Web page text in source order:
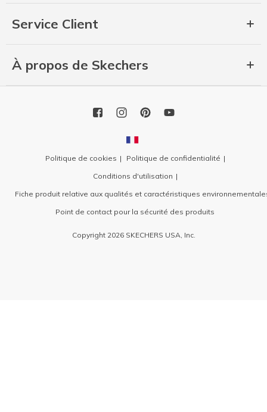
Service Client
À propos de Skechers
Politique de cookies
Politique de confidentialité
Conditions d'utilisation
Fiche produit relative aux qualités et caractéristiques
Point de contact pour la sécurité des produits
Copyright 2026 SKECHERS USA, Inc.